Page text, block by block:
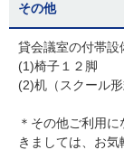
その他
貸会議室の付帯設
(1)椅子１２脚
(2)机（スクール形
＊その他ご利用
きましては、お気